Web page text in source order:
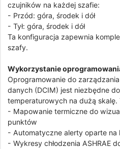
czujników na każdej szafie:
- Przód: góra, środek i dół
- Tył: góra, środek i dół
Ta konfiguracja zapewnia
szafy.
Wykorzystanie
Oprogramowanie do
danych (DCIM) jest niezbędne
temperaturowych na dużą
- Mapowanie termiczne do
punktów
- Automatyczne alerty oparte
- Wykresy chłodzenia ASHRAE